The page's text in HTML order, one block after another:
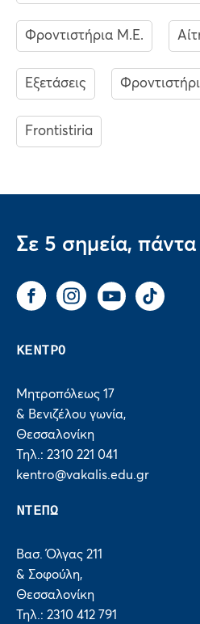
Φροντιστήρια Μ.Ε.
Εξετάσεις
Frontistiria
Σε 5 σημεία,
FacebookInstagram
You Tube Tik Tok
ΚΕΝΤΡΟ
Μητροπόλεως 17
& Βενιζέλου γωνία,
Θεσσαλονίκη
Τηλ.: 2310 221 041
kentro@vakalis.edu.gr
ΝΤΕΠΩ
Βασ. Όλγας 211
& Σοφούλη,
Θεσσαλονίκη
Τηλ.: 2310 412 791